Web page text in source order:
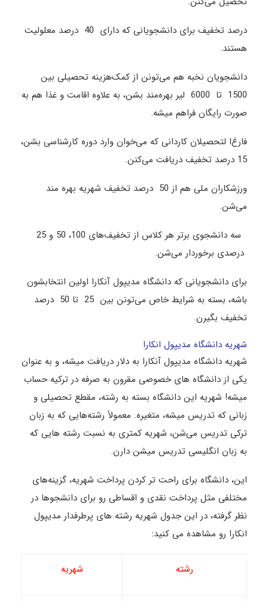
درصد تخفیف برای دانشجویانی که دارای 40 درصد معلولیت
هستند.
دانشجویان نخبه هم می‌تونن از کمک‌هزینه تحصیلی بین
1500 تا 6000 لیر بهره‌مند بشن، به علاوه اقامت و غذا هم به
صورت رایگان فراهم میشه.
فارغ‌ا لتحصیلان کاردانی که می‌خوان وارد دوره کارشناسی بشن،
15 درصد تخفیف دریافت می‌کنن.
ورزشکاران ملی هم از 50 درصد تخفیف شهریه بهره‌ مند
می‌شن.
سه دانشجوی برتر هر کلاس از تخفیف‌های 100، 50 و 25
درصدی برخوردار می‌شن.
برای دانشجویانی که دانشگاه مدیپول آنکارا اولین انتخابشون
باشه، بسته به شرایط خاص می‌تونن بین 25 تا 50 درصد
تخفیف بگیرن.
شهریه دانشگاه مدیپول انکارا
شهریه دانشگاه مدیپول آنکارا به دلار دریافت میشه، و به عنوان
یکی از دانشگاه های خصوصی مقرون به صرفه در ترکیه حساب
میشه! شهریه این دانشگاه بسته به رشته، مقطع تحصیلی و
زبانی که تدریس میشه، متغیره. معمولاً رشته‌هایی که به زبان
ترکی تدریس می‌شن، شهریه کمتری به نسبت رشته هایی که
به زبان انگلیسی تدریس میشن دارن.
این، دانشگاه برای راحت‌ تر کردن پرداخت شهریه، گزینه‌های
مختلفی مثل پرداخت نقدی و اقساطی رو برای دانشجوها در
نظر گرفته، در این جدول شهریه رشته های پرطرفدار مدیپول
انکارا رو مشاهده می کنید:
رشته شهریه